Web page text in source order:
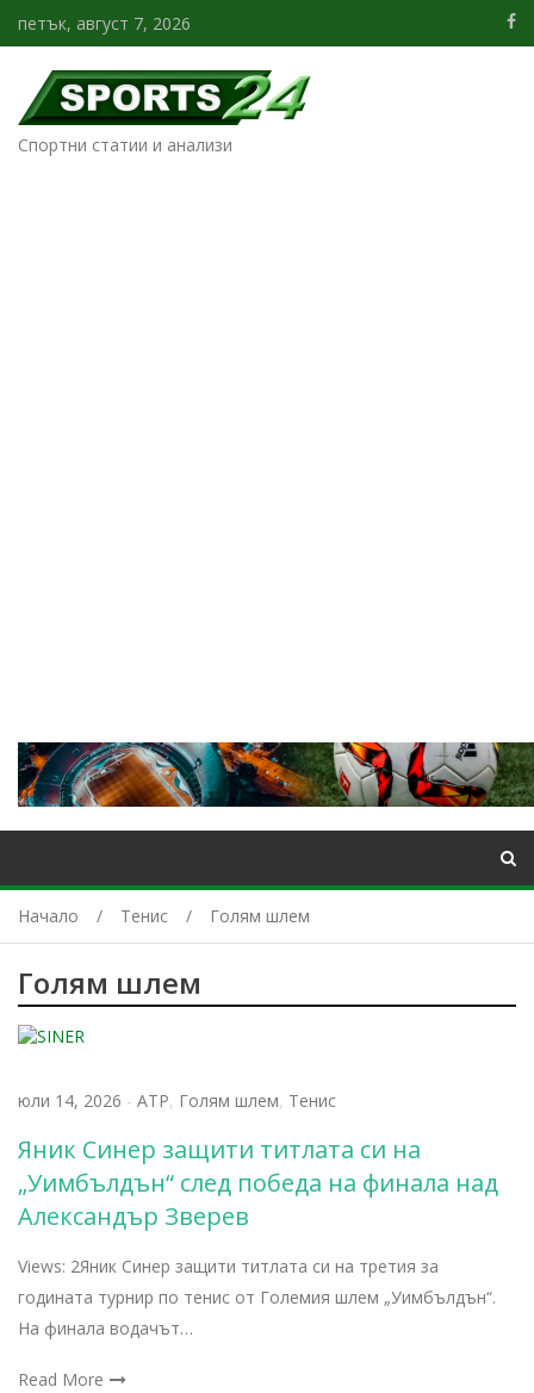
петък, август 7, 2026
Спортни статии и анализи
Начало Тенис Голям шлем
Голям шлем
юли 14, 2026 - АТР, Голям шлем, Тенис
Яник Синер защити титлата си на
„Уимбълдън“ след победа на финала над
Александър Зверев
Views: 2Яник Синер защити титлата си на третия за
годината турнир по тенис от Големия шлем „Уимбълдън“.
На финала водачът…
Read More